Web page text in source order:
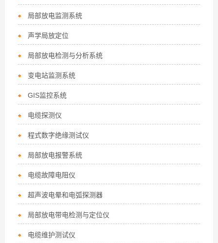
局部放电监测系统
声学局放定位
局部放电检测与分析系统
变电站监测系统
GIS监控系统
电缆探测仪
程式数字绝缘测试仪
局部放电报警系统
电缆故障电阻仪
超声波电晕和电弧探测器
局部放电带电检测与定位仪
电缆维护测试仪